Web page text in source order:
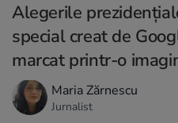
Alegerile
special creat de
marcat printr-o
Maria Zărnescu
Jurnalist